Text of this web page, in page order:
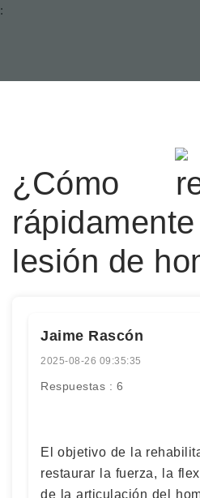
:
¿Cómo
lesión de
Jaime Rascón
2025-08-26 09:35:35
Respuestas : 6
El objetivo de la
restaurar la fuerza, la
de la articulación del